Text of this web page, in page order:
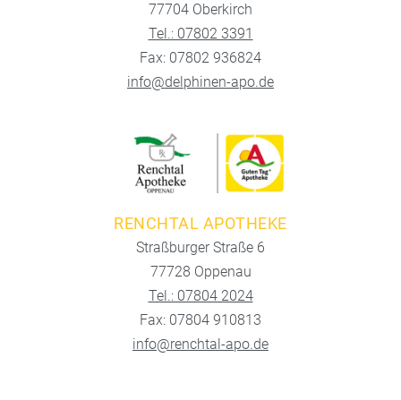
77704 Oberkirch
Tel.: 07802 3391
Fax: 07802 936824
info@delphinen-apo.de
RENCHTAL APOTHEKE
Straßburger Straße 6
77728 Oppenau
Tel.: 07804 2024
Fax: 07804 910813
info@renchtal-apo.de